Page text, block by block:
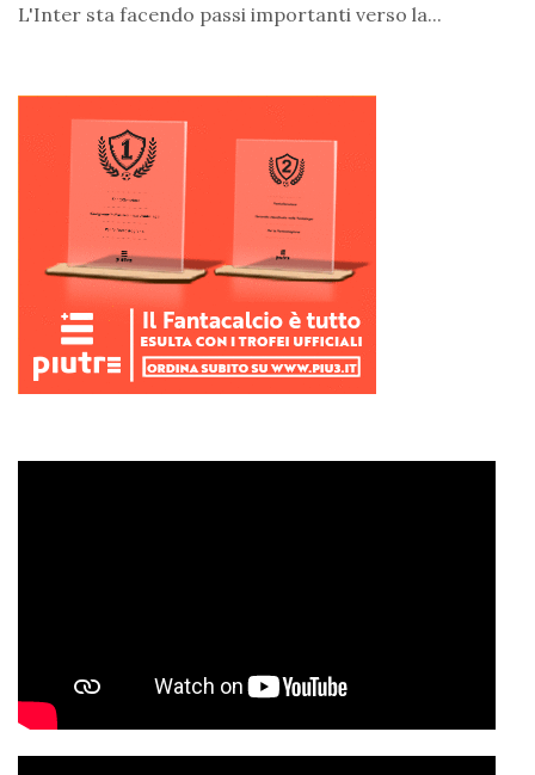
L'Inter sta facendo passi importanti verso la...